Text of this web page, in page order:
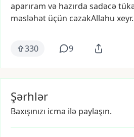
aparıram və hazırda sadəcə
məsləhət üçün cəzakAllahu xeyr.
330 9
Şərhlər
Baxışınızı icma ilə paylaşın.